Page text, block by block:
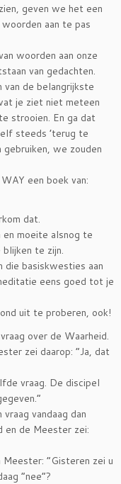
geven we het een
aan te pas
woorden aan onze
van gedachten.
van de belangrijkste
je ziet niet meteen
strooien. En ga dat
steeds ’terug te
we zouden
een boek van:
dat.
moeite alsnog te
te zijn.
die basiskwesties aan
eens goed tot je
uit te proberen, ook!
over de Waarheid.
zei daarop: “Ja, dat
vraag. De discipel
vandaag dan
en de Meester zei:
“Gisteren zei u
“nee”?